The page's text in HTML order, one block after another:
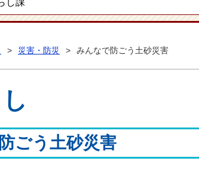
> 災害・防災 > みんなで防ごう土砂災害
ごう土砂災害